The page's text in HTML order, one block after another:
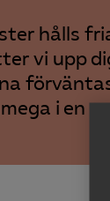
hålls
vi upp
i en